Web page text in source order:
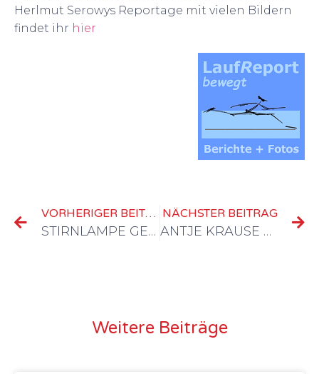
Herlmut Serowys Reportage mit vielen Bildern
findet ihr hier
VORHERIGER BEITRAG
STIRNLAMPE GEFUNDEN
NÄCHSTER BEITRAG
ANTJE KRAUSE SIEGT IN REICHENBACH
Weitere Beiträge